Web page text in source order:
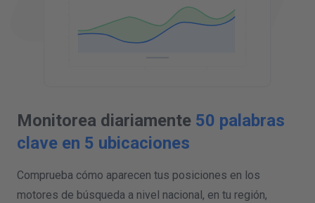
Monitorea diariamente 50 palabras
clave en 5 ubicaciones
Comprueba cómo aparecen tus posiciones en los
motores de búsqueda a nivel nacional, en tu región,